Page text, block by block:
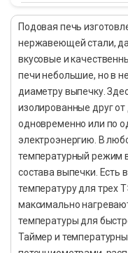
Подовая печь
нержавеющей стали,
вкусовые и
печи небольшие, но в
диаметру выпечку.
изолированные друг от
одновременно или по
электроэнергию. В
температурный режим
состава выпечки. Есть
температуру для трех
максимально
температуры для
Таймер и